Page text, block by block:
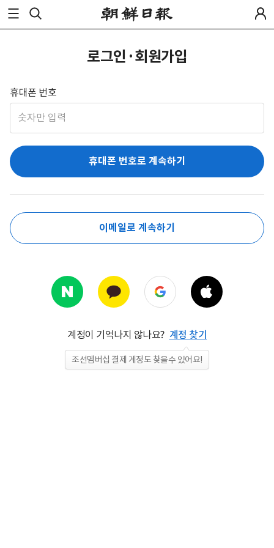
로그인·회원가입
휴대폰 번호
휴대폰 번호로 계속하기
이메일로 계속하기
계정이 기억나지 않나요? 계정 찾기
조선멤버십 결제 계정도 찾을수 있어요!